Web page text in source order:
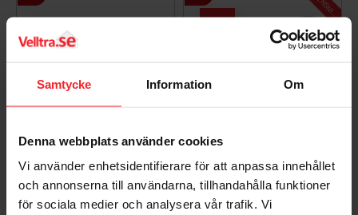
Samtycke Information Om
Denna webbplats använder cookies
Vi använder enhetsidentifierare för att anpassa innehållet
och annonserna till användarna, tillhandahålla funktioner
för sociala medier och analysera vår trafik. Vi
Kökshandtag Hanna
C/C 96mm Svart 2st
Habo 31043
008846850
Kökshandtag Hanna CC
128mm Matt Krom, 2st,
Habo 100086
005581022
11 N
G